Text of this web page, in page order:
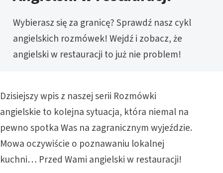
Wybierasz się za granicę? Sprawdź nasz cykl
angielskich rozmówek! Wejdź i zobacz, że
angielski w restauracji to już nie problem!
Dzisiejszy wpis z naszej serii Rozmówki
angielskie to kolejna sytuacja, która niemal na
pewno spotka Was na zagranicznym wyjeździe.
Mowa oczywiście o poznawaniu lokalnej
kuchni… Przed Wami angielski w restauracji!